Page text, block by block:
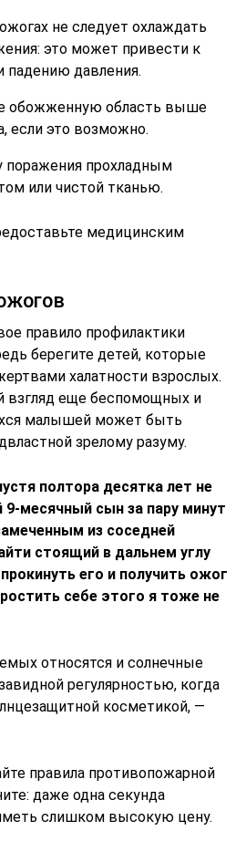
не следует охлаждать
это может привести к
падению давления.
обожженную область выше
если это возможно.
поражения прохладным
или чистой тканью.
медицинским
правило профилактики
берегите детей, которые
халатности взрослых.
взгляд еще беспомощных и
малышей может быть
зрелому разуму.
полтора десятка лет не
9-месячный сын за пару минут
из соседней
стоящий в дальнем углу
его и получить ожог
себе этого я тоже не
относятся и солнечные
регулярностью, когда
косметикой, ―
правила противопожарной
даже одна секунда
слишком высокую цену.